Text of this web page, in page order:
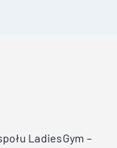
LadiesGym –